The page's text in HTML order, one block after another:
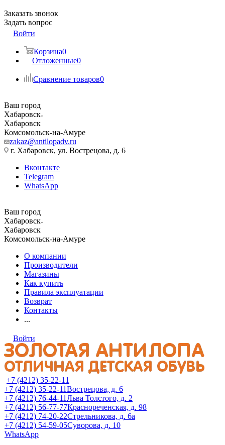
Заказать звонок
Задать вопрос
Войти
Корзина0
Отложенные0
Сравнение товаров0
Ваш город
Хабаровск
Хабаровск
Комсомольск-на-Амуре
zakaz@antilopadv.ru
г. Хабаровск, ул. Вострецова, д. 6
Вконтакте
Telegram
WhatsApp
Ваш город
Хабаровск
Хабаровск
Комсомольск-на-Амуре
О компании
Производители
Магазины
Как купить
Правила эксплуатации
Возврат
Контакты
...
Войти
+7 (4212) 35-22-11
+7 (4212) 35-22-11Вострецова, д. 6
+7 (4212) 76-44-11Льва Толстого, д. 2
+7 (4212) 56-77-77Краснореченская, д. 98
+7 (4212) 74-20-22Стрельникова, д. 6а
+7 (4212) 54-59-05Суворова, д. 10
WhatsApp